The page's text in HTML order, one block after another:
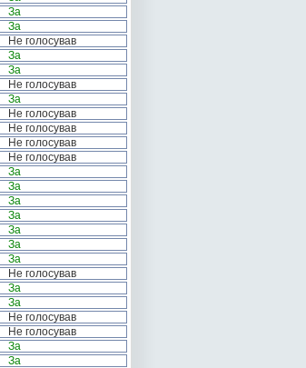
За
За
Не голосував
За
За
Не голосував
За
Не голосував
Не голосував
Не голосував
Не голосував
За
За
За
За
За
За
За
Не голосував
За
За
Не голосував
Не голосував
За
За